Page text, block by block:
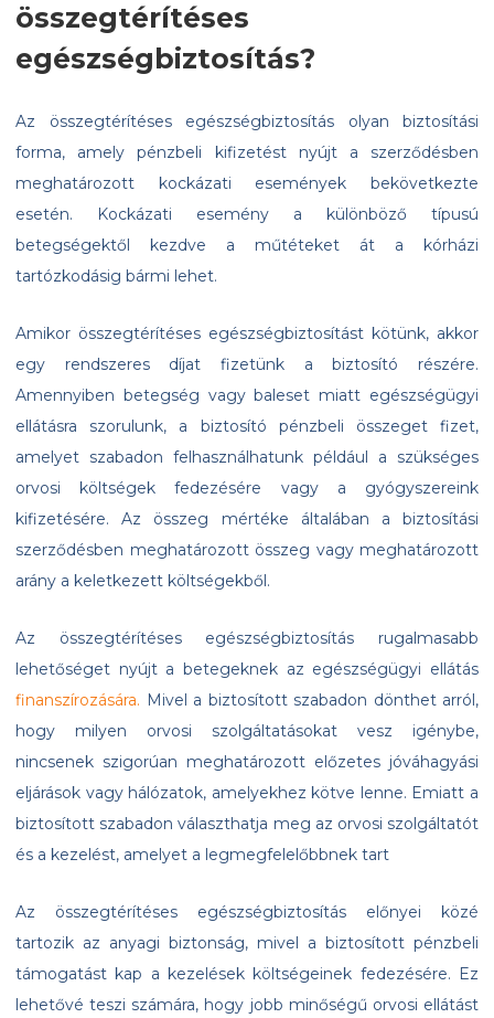
összegtérítéses
egészségbiztosítás?
Az összegtérítéses egészségbiztosítás olyan biztosítási
forma, amely pénzbeli kifizetést nyújt a szerződésben
meghatározott kockázati események bekövetkezte
esetén. Kockázati esemény a különböző típusú
betegségektől kezdve a műtéteket át a kórházi
tartózkodásig bármi lehet.
Amikor összegtérítéses egészségbiztosítást kötünk, akkor
egy rendszeres díjat fizetünk a biztosító részére.
Amennyiben betegség vagy baleset miatt egészségügyi
ellátásra szorulunk, a biztosító pénzbeli összeget fizet,
amelyet szabadon felhasználhatunk például a szükséges
orvosi költségek fedezésére vagy a gyógyszereink
kifizetésére. Az összeg mértéke általában a biztosítási
szerződésben meghatározott összeg vagy meghatározott
arány a keletkezett költségekből.
Az összegtérítéses egészségbiztosítás rugalmasabb
lehetőséget nyújt a betegeknek az egészségügyi ellátás
finanszírozására. Mivel a biztosított szabadon dönthet arról,
hogy milyen orvosi szolgáltatásokat vesz igénybe,
nincsenek szigorúan meghatározott előzetes jóváhagyási
eljárások vagy hálózatok, amelyekhez kötve lenne. Emiatt a
biztosított szabadon választhatja meg az orvosi szolgáltatót
és a kezelést, amelyet a legmegfelelőbbnek tart
Az összegtérítéses egészségbiztosítás előnyei közé
tartozik az anyagi biztonság, mivel a biztosított pénzbeli
támogatást kap a kezelések költségeinek fedezésére. Ez
lehetővé teszi számára, hogy jobb minőségű orvosi ellátást